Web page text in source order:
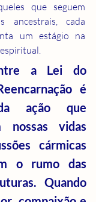
que seguem
ancestrais, cada
um estágio na
a Lei do
é
ação que
nossas vidas
cármicas
o rumo das
Quando